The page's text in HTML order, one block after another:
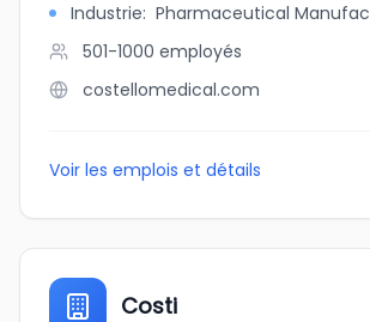
Industrie: Pharmaceutical
501-1000 employés
costellomedical.com
Voir les emplois et détails
Costi